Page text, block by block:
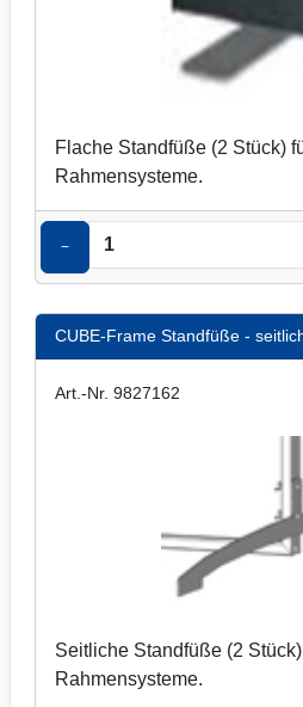
Flache Standfüße (2 Stück)
Rahmensysteme.
−
CUBE-Frame Standfüße -
Art.-Nr. 9827162
Seitliche Standfüße (2
Rahmensysteme.